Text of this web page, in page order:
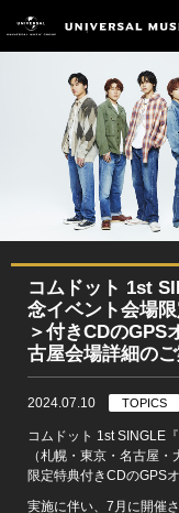
コムドット 1st
念イベント会場
＞付きCDのGPS
古屋会場詳細の
2024.07.10 TOPICS
コムドット 1st SINGLE
（札幌・東京・名古屋
限定特典付きCDのGPS
実施に伴い、7月に開催